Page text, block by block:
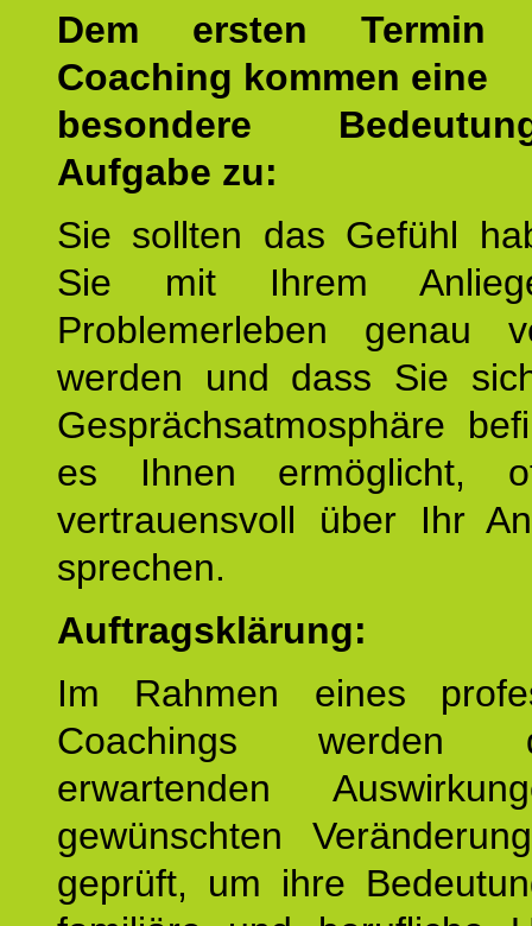
Dem ersten
Coaching kommen eine
besondere
Aufgabe zu:
Sie sollten das Gefühl
Sie mit Ihrem
Problemerleben genau
werden und dass Sie
Gesprächsatmosphäre
es Ihnen ermöglicht,
vertrauensvoll über Ihr
sprechen.
Auftragsklärung:
Im Rahmen eines
Coachings
erwartenden
gewünschten
geprüft, um ihre